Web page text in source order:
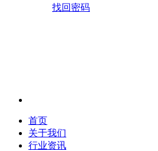
找回密码
首页
关于我们
行业资讯